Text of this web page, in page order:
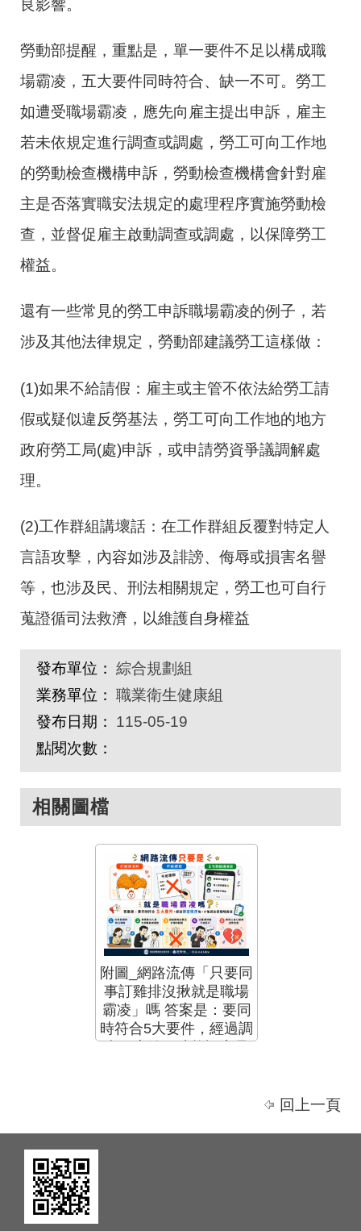
良影響。
勞動部提醒，重點是，單一要件不足以構成職
場霸凌，五大要件同時符合、缺一不可。勞工
如遭受職場霸凌，應先向雇主提出申訴，雇主
若未依規定進行調查或調處，勞工可向工作地
的勞動檢查機構申訴，勞動檢查機構會針對雇
主是否落實職安法規定的處理程序實施勞動檢
查，並督促雇主啟動調查或調處，以保障勞工
權益。
還有一些常見的勞工申訴職場霸凌的例子，若
涉及其他法律規定，勞動部建議勞工這樣做：
(1)如果不給請假：雇主或主管不依法給勞工請
假或疑似違反勞基法，勞工可向工作地的地方
政府勞工局(處)申訴，或申請勞資爭議調解處
理。
(2)工作群組講壞話：在工作群組反覆對特定人
言語攻擊，內容如涉及誹謗、侮辱或損害名譽
等，也涉及民、刑法相關規定，勞工也可自行
蒐證循司法救濟，以維護自身權益
發布單位： 綜合規劃組
業務單位： 職業衛生健康組
發布日期：
115-05-19
點閱次數：
相關圖檔
附圖_網路流傳「只要同
事訂雞排沒揪就是職場
霸凌」嗎 答案是：要同
時符合5大要件，經過調
回上一頁